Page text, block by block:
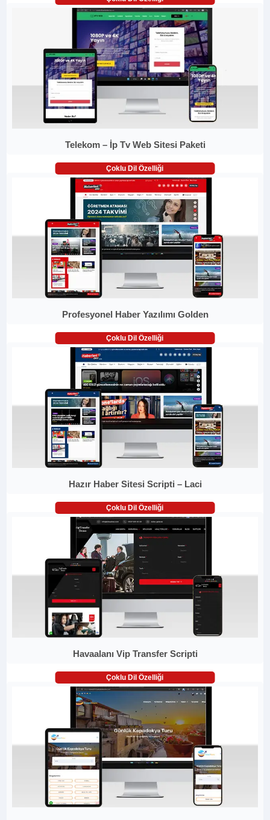
Telekom – İp Tv Web Sitesi Paketi
Çoklu Dil Özelliği
Profesyonel Haber Yazılımı Golden
Çoklu Dil Özelliği
Hazır Haber Sitesi Scripti – Laci
Çoklu Dil Özelliği
Havaalanı Vip Transfer Scripti
Çoklu Dil Özelliği